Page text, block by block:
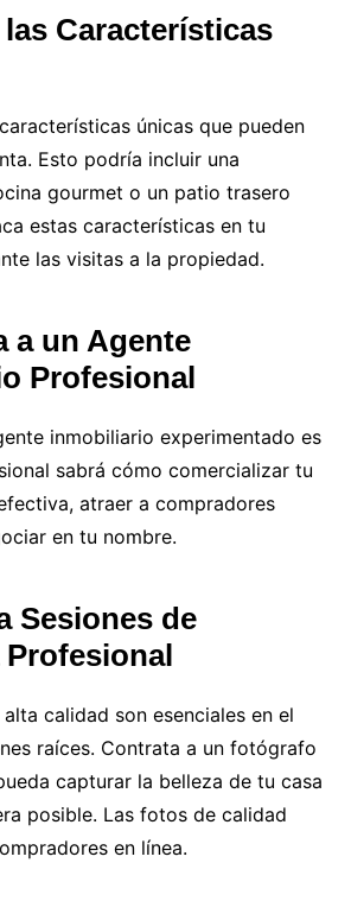
las Características
únicas que pueden
Esto podría incluir una
gourmet o un patio trasero
estas características en tu
las visitas a la propiedad.
a un Agente
Profesional
inmobiliario experimentado es
sabrá cómo comercializar tu
atraer a compradores
en tu nombre.
Sesiones de
calidad son esenciales en el
raíces. Contrata a un fotógrafo
capturar la belleza de tu casa
posible. Las fotos de calidad
en línea.